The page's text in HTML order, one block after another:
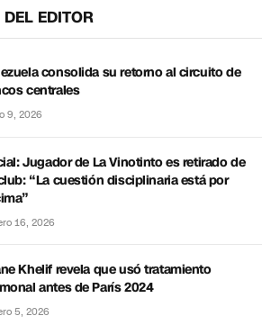
EDITOR
consolida su retorno al circuito de
centrales
9, 2026
Jugador de La Vinotinto es retirado de
“La cuestión disciplinaria está por
16, 2026
Khelif revela que usó tratamiento
antes de París 2024
5, 2026